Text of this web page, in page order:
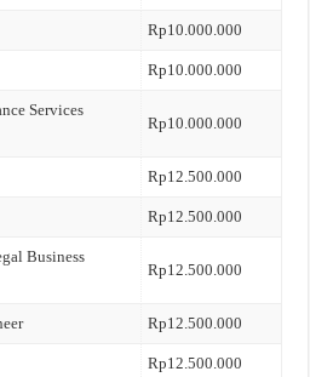
Rp10.000.000
Rp10.000.000
Services
Rp10.000.000
Rp12.500.000
Rp12.500.000
Business
Rp12.500.000
Rp12.500.000
Rp12.500.000